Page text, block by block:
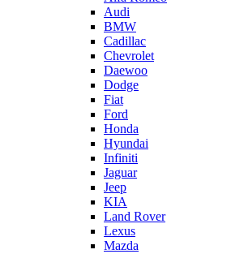
Audi
BMW
Cadillac
Chevrolet
Daewoo
Dodge
Fiat
Ford
Honda
Hyundai
Infiniti
Jaguar
Jeep
KIA
Land Rover
Lexus
Mazda